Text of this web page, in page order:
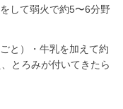
して弱火で約5〜6分野
と）・牛乳を加えて約
とろみが付いてきたら